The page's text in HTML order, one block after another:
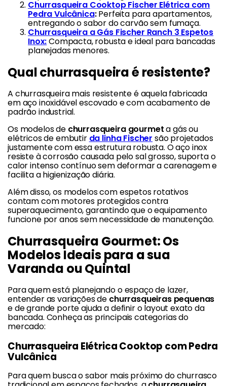
Churrasqueira Cooktop Fischer Elétrica com
Pedra Vulcânica:Perfeita para apartamentos,
entregando o sabor do carvão sem fumaça.
Churrasqueira a Gás Fischer Ranch 3 Espetos
Inox:Compacta, robusta e ideal para bancadas
planejadas menores.
Qual churrasqueira é resistente?
A churrasqueira mais resistente é aquela fabricada
em aço inoxidável escovado e com acabamento de
padrão industrial.
Os modelos de churrasqueira gourmeta gás ou
elétricos de embutir da linha Fischer são projetados
justamente com essa estrutura robusta. O aço inox
resiste à corrosão causada pelo sal grosso, suporta o
calor intenso contínuo sem deformar a carenagem e
facilita a higienização diária.
Além disso, os modelos com espetos rotativos
contam com motores protegidos contra
superaquecimento, garantindo que o equipamento
funcione por anos sem necessidade de manutenção.
Churrasqueira Gourmet: Os
Modelos Ideais para a sua
Varanda ou Quintal
Para quem está planejando o espaço de lazer,
entender as variações de churrasqueiras pequenas
e de grande porte ajuda a definir o layout exato da
bancada. Conheça as principais categorias do
mercado:
Churrasqueira Elétrica Cooktop com Pedra
Vulcânica
Para quem busca o sabor mais próximo do churrasco